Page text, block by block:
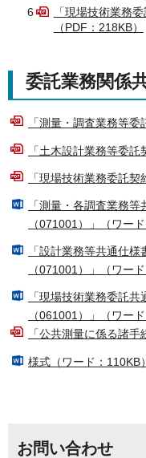
6
「現場技術業務
（PDF：218KB）
委託業務関係
「測量・調査業務等
「土木設計業務等委
「現場技術業務委託
「測量・各調査業務
（071001）」（ワード
「設計業務等共通仕
（071001）」（ワード
「現場技術業務委託
（061001）」（ワード
「公共測量に係る諸手
様式（ワード：110KB）
お問い合わせ